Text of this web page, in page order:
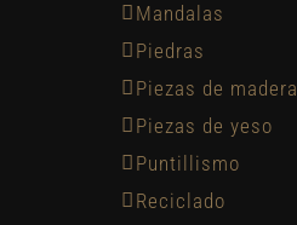
Mandalas
Piedras
Piezas de madera
Piezas de yeso
Puntillismo
Reciclado